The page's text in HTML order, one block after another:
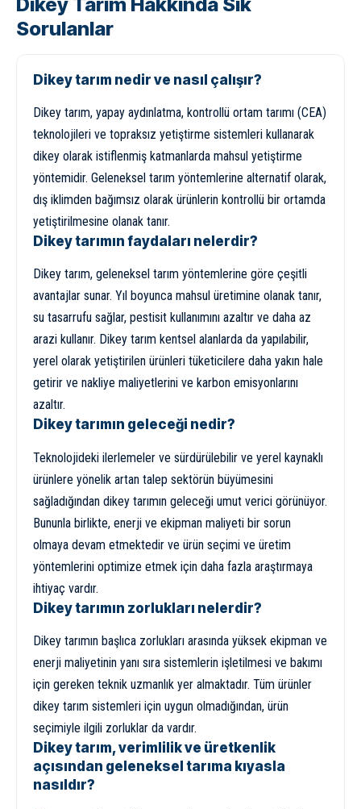
Dikey Tarım Hakkında Sık
Sorulanlar
Dikey tarım nedir ve nasıl çalışır?
Dikey tarım, yapay aydınlatma, kontrollü ortam tarımı (CEA)
teknolojileri ve topraksız yetiştirme sistemleri kullanarak
dikey olarak istiflenmiş katmanlarda mahsul yetiştirme
yöntemidir. Geleneksel tarım yöntemlerine alternatif olarak,
dış iklimden bağımsız olarak ürünlerin kontrollü bir ortamda
yetiştirilmesine olanak tanır.
Dikey tarımın faydaları nelerdir?
Dikey tarım, geleneksel tarım yöntemlerine göre çeşitli
avantajlar sunar. Yıl boyunca mahsul üretimine olanak tanır,
su tasarrufu sağlar, pestisit kullanımını azaltır ve daha az
arazi kullanır. Dikey tarım kentsel alanlarda da yapılabilir,
yerel olarak yetiştirilen ürünleri tüketicilere daha yakın hale
getirir ve nakliye maliyetlerini ve karbon emisyonlarını
azaltır.
Dikey tarımın geleceği nedir?
Teknolojideki ilerlemeler ve sürdürülebilir ve yerel kaynaklı
ürünlere yönelik artan talep sektörün büyümesini
sağladığından dikey tarımın geleceği umut verici görünüyor.
Bununla birlikte, enerji ve ekipman maliyeti bir sorun
olmaya devam etmektedir ve ürün seçimi ve üretim
yöntemlerini optimize etmek için daha fazla araştırmaya
ihtiyaç vardır.
Dikey tarımın zorlukları nelerdir?
Dikey tarımın başlıca zorlukları arasında yüksek ekipman ve
enerji maliyetinin yanı sıra sistemlerin işletilmesi ve bakımı
için gereken teknik uzmanlık yer almaktadır. Tüm ürünler
dikey tarım sistemleri için uygun olmadığından, ürün
seçimiyle ilgili zorluklar da vardır.
Dikey tarım, verimlilik ve üretkenlik
açısından geleneksel tarıma kıyasla
nasıldır?